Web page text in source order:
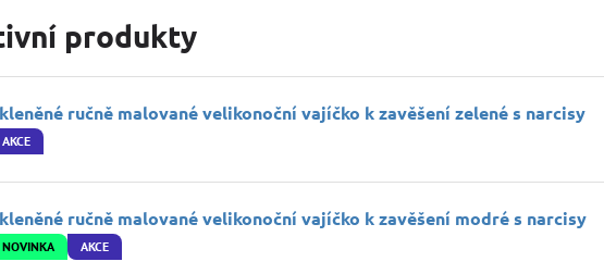
produkty
ručně malované velikonoční vajíčko k zavěšení zelené s narcisy
AKCE
ručně malované velikonoční vajíčko k zavěšení modré s narcisy
NOVINKA AKCE